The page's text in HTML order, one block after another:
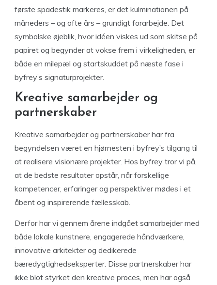
første spadestik markeres, er det kulminationen på
måneders – og ofte års – grundigt forarbejde. Det
symbolske øjeblik, hvor idéen viskes ud som skitse på
papiret og begynder at vokse frem i virkeligheden, er
både en milepæl og startskuddet på næste fase i
byfrey’s signaturprojekter.
Kreative samarbejder og
partnerskaber
Kreative samarbejder og partnerskaber har fra
begyndelsen været en hjørnesten i byfrey’s tilgang til
at realisere visionære projekter. Hos byfrey tror vi på,
at de bedste resultater opstår, når forskellige
kompetencer, erfaringer og perspektiver mødes i et
åbent og inspirerende fællesskab.
Derfor har vi gennem årene indgået samarbejder med
både lokale kunstnere, engagerede håndværkere,
innovative arkitekter og dedikerede
bæredygtighedseksperter. Disse partnerskaber har
ikke blot styrket den kreative proces, men har også